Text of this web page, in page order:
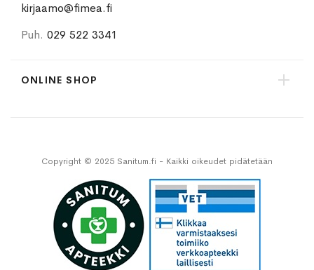
kirjaamo@fimea.fi
Puh. 029 522 3341
ONLINE SHOP
Copyright © 2025 Sanitum.fi - Kaikki oikeudet pidätetään